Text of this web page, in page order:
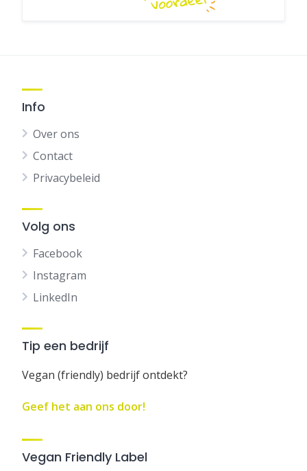
Info
Over ons
Contact
Privacybeleid
Volg ons
Facebook
Instagram
LinkedIn
Tip een bedrijf
Vegan (friendly) bedrijf ontdekt?
Geef het aan ons door!
Vegan Friendly Label